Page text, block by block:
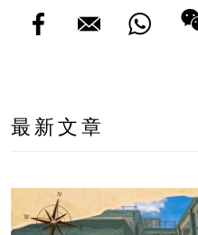
最新文章